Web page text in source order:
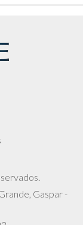
Gaspar -